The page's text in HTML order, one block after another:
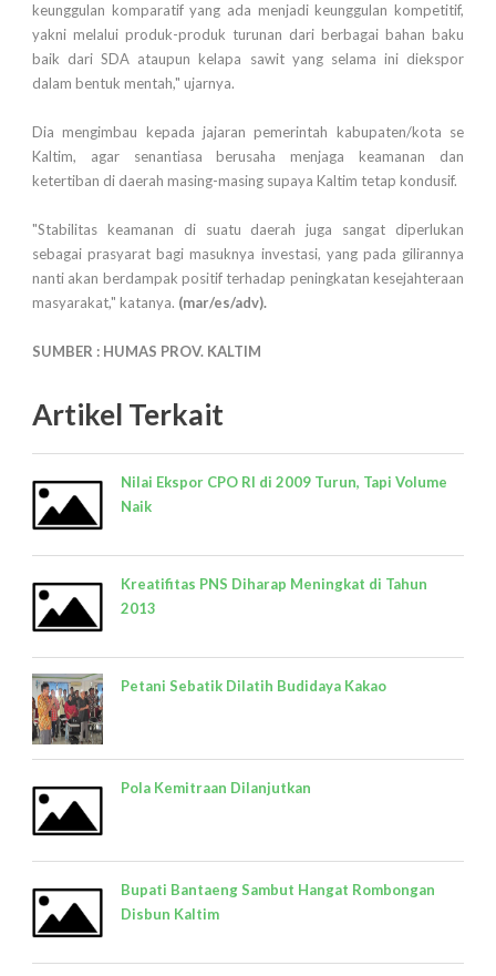
keunggulan komparatif yang ada menjadi keunggulan kompetitif,
yakni melalui produk-produk turunan dari berbagai bahan baku
baik dari SDA ataupun kelapa sawit yang selama ini diekspor
dalam bentuk mentah," ujarnya.
Dia mengimbau kepada jajaran pemerintah kabupaten/kota se
Kaltim, agar senantiasa berusaha menjaga keamanan dan
ketertiban di daerah masing-masing supaya Kaltim tetap kondusif.
"Stabilitas keamanan di suatu daerah juga sangat diperlukan
sebagai prasyarat bagi masuknya investasi, yang pada gilirannya
nanti akan berdampak positif terhadap peningkatan kesejahteraan
masyarakat," katanya. (mar/es/adv).
SUMBER : HUMAS PROV. KALTIM
Artikel Terkait
Nilai Ekspor CPO RI di 2009 Turun, Tapi Volume
Naik
Kreatifitas PNS Diharap Meningkat di Tahun
2013
Petani Sebatik Dilatih Budidaya Kakao
Pola Kemitraan Dilanjutkan
Bupati Bantaeng Sambut Hangat Rombongan
Disbun Kaltim